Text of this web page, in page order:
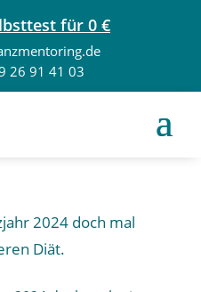
für 0 €
26 91 41 03